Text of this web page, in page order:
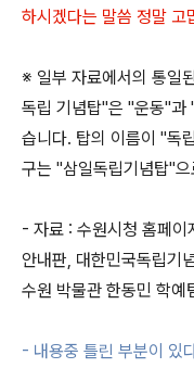
하시겠다는 말씀 정말 고
※ 일부 자료에서의 통일
독립 기념탑"은 "운동"과
습니다. 탑의 이름이 "독
구는 "삼일독립기념탑"
- 자료 : 수원시청 홈페이
안내판, 대한민국독립기
수원 박물관 한동민 학예
- 내용중 틀린 부분이 있